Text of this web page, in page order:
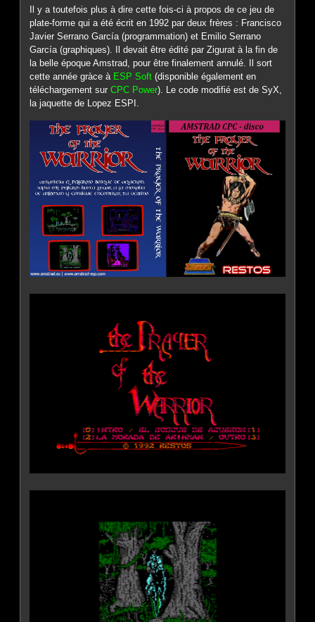
Il y a toutefois plus à dire cette fois-ci à propos de ce jeu de
plate-forme qui a été écrit en 1992 par deux frères : Francisco
Javier Serrano García (programmation) et Emilio Serrano
García (graphiques). Il devait être édité par Zigurat à la fin de
la belle époque Amstrad, pour être finalement annulé. Il sort
cette année gràce à ESP Soft (disponible également en
téléchargement surCPC Power). Le code modifié est de SyX,
la jaquette de Lopez ESPI.